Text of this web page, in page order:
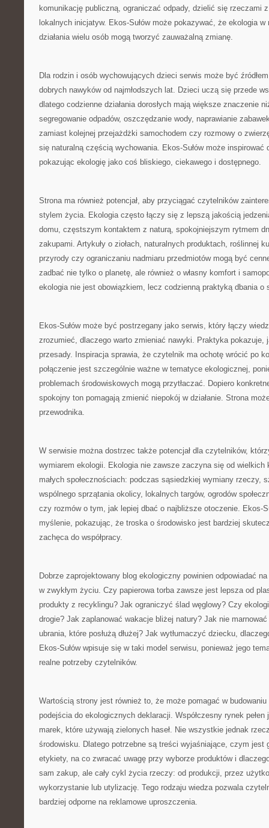
komunikację publiczną, ograniczać odpady, dzielić się rzeczami
lokalnych inicjatyw. Ekos-Sułów może pokazywać, że ekologia
działania wielu osób mogą tworzyć zauważalną zmianę.
Dla rodzin i osób wychowujących dzieci serwis może być
dobrych nawyków od najmłodszych lat. Dzieci uczą się przede
dlatego codzienne działania dorosłych mają większe znaczenie
segregowanie odpadów, oszczędzanie wody, naprawianie
zamiast kolejnej przejażdżki samochodem czy rozmowy o
się naturalną częścią wychowania. Ekos-Sułów może inspirować
pokazując ekologię jako coś bliskiego, ciekawego i dostępnego.
Strona ma również potencjał, aby przyciągać czytelników
stylem życia. Ekologia często łączy się z lepszą jakością
domu, częstszym kontaktem z naturą, spokojniejszym rytmem
zakupami. Artykuły o ziołach, naturalnych produktach, roślinnej
przyrody czy ograniczaniu nadmiaru przedmiotów mogą być
zadbać nie tylko o planetę, ale również o własny komfort i
ekologia nie jest obowiązkiem, lecz codzienną praktyką dbania o
Ekos-Sułów może być postrzegany jako serwis, który łączy
zrozumieć, dlaczego warto zmieniać nawyki. Praktyka pokazuje,
przesady. Inspiracja sprawia, że czytelnik ma ochotę wrócić po
połączenie jest szczególnie ważne w tematyce ekologicznej,
problemach środowiskowych mogą przytłaczać. Dopiero
spokojny ton pomagają zmienić niepokój w działanie. Strona
przewodnika.
W serwisie można dostrzec także potencjał dla czytelników,
wymiarem ekologii. Ekologia nie zawsze zaczyna się od wielkich
małych społecznościach: podczas sąsiedzkiej wymiany rzeczy,
wspólnego sprzątania okolicy, lokalnych targów, ogrodów
czy rozmów o tym, jak lepiej dbać o najbliższe otoczenie. Ekos-
myślenie, pokazując, że troska o środowisko jest bardziej
zachęca do współpracy.
Dobrze zaprojektowany blog ekologiczny powinien odpowiadać
w zwykłym życiu. Czy papierowa torba zawsze jest lepsza od
produkty z recyklingu? Jak ograniczyć ślad węglowy? Czy
drogie? Jak zaplanować wakacje bliżej natury? Jak nie
ubrania, które posłużą dłużej? Jak wytłumaczyć dziecku,
Ekos-Sułów wpisuje się w taki model serwisu, ponieważ jego
realne potrzeby czytelników.
Wartością strony jest również to, że może pomagać w budowaniu
podejścia do ekologicznych deklaracji. Współczesny rynek pełen
marek, które używają zielonych haseł. Nie wszystkie jednak
środowisku. Dlatego potrzebne są treści wyjaśniające, czym jest
etykiety, na co zwracać uwagę przy wyborze produktów i
sam zakup, ale cały cykl życia rzeczy: od produkcji, przez
wykorzystanie lub utylizację. Tego rodzaju wiedza pozwala
bardziej odporne na reklamowe uproszczenia.